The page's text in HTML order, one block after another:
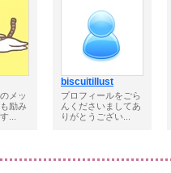
メッ
励み
...
biscuitillust
プロフィールをごら
んくださいましてあ
りがとうござい...